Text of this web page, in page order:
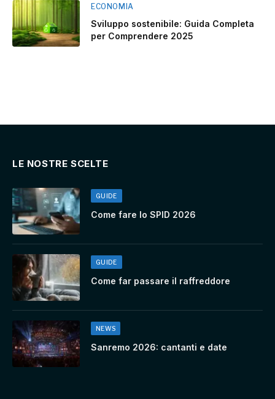
ECONOMIA
Sviluppo sostenibile: Guida Completa
per Comprendere 2025
LE NOSTRE SCELTE
GUIDE
Come fare lo SPID 2026
GUIDE
Come far passare il raffreddore
NEWS
Sanremo 2026: cantanti e date